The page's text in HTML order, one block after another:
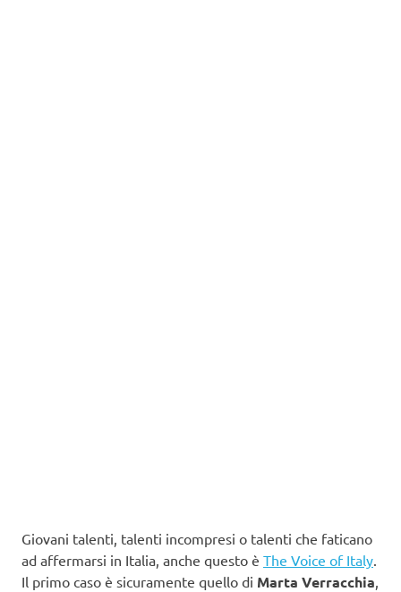
Giovani talenti, talenti incompresi o talenti che faticano
ad affermarsi in Italia, anche questo è The Voice of Italy
Il primo caso è sicuramente quello di Marta Verracchia